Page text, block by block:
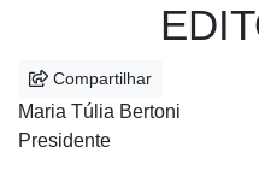
Compartilhar
Maria Túlia Bertoni
Presidente